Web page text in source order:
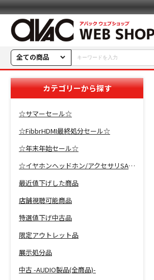
全ての商品
カテゴリーから探す
☆サマーセール☆
☆FibbrHDMI最終処分セール☆
☆年末年始セール☆
☆イヤホンヘッドホン/アクセサリSALE☆
最近値下げした商品
店舗視聴可能商品
特選値下げ中古品
限定アウトレット品
展示処分品
中古 -AUDIO製品(全商品)-